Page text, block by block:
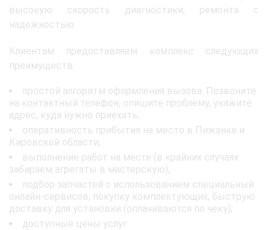
высокую скорость диагностики, ремонта с
надежностью.
Клиентам предоставляем комплекс следующих
преимуществ:
простой алгоритм оформления вызова. Позвоните
на контактный телефон, опишите проблему, укажите
адрес, куда нужно приехать;
оперативность прибытия на место в Пижанке и
Кировской области;
выполнение работ на месте (в крайних случаях
забираем агрегаты в мастерскую);
подбор запчастей с использованием специальный
онлайн-сервисов, покупку комплектующих, быструю
доставку для установки (оплачиваются по чеку);
доступные цены услуг.